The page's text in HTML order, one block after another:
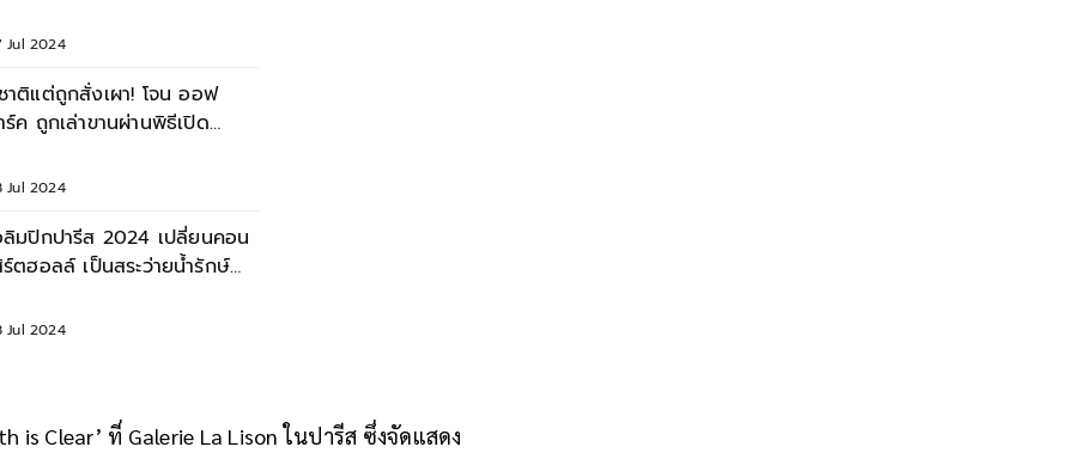
Jul 2024
าติแต่ถูกสั่งเผา! โจน ออฟ
ร์ค ถูกเล่าขานผ่านพิธีเปิด
Jul 2024
ลิมปิกปารีส 2024 เปลี่ยนคอน
ร์ตฮอลล์ เป็นสระว่ายน้ำรักษ์
Jul 2024
is Clear’ ที่ Galerie La Lison ในปารีส ซึ่งจัดแสดง